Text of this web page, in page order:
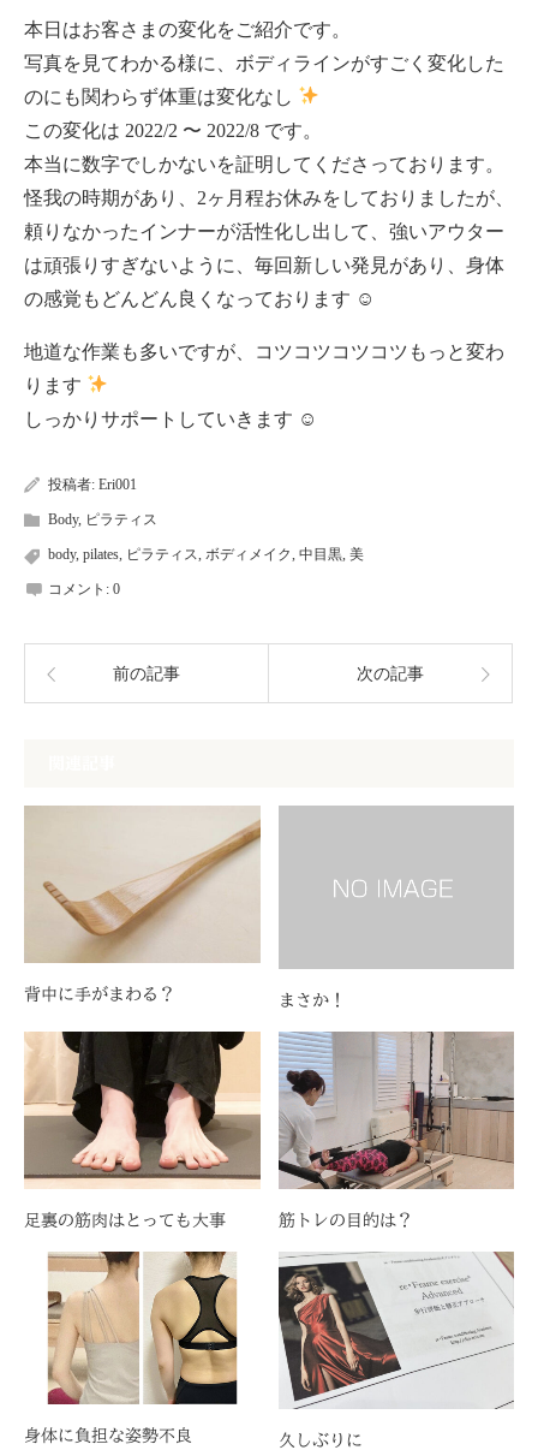
本日はお客さまの変化をご紹介です。
写真を見てわかる様に、ボディラインがすごく変化した
のにも関わらず体重は変化なし
この変化は 2022/2 〜 2022/8 です。
本当に数字でしかないを証明してくださっております。
怪我の時期があり、2ヶ月程お休みをしておりましたが、
頼りなかったインナーが活性化し出して、強いアウター
は頑張りすぎないように、毎回新しい発見があり、身体
の感覚もどんどん良くなっております ☺
地道な作業も多いですが、コツコツコツコツもっと変わ
ります
しっかりサポートしていきます ☺
投稿者: Eri001
Body, ピラティス
body, pilates ピラティス ボディメイク 中目黒 美
コメント: 0
前の記事 次の記事
背中に手がまわる？ まさか！
足裏の筋肉はとっても大事 筋トレの目的は？
身体に負担な姿勢不良 久しぶりに